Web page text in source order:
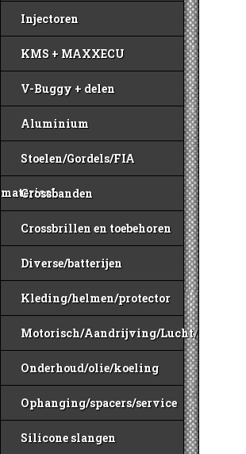
Injectoren
KMS + MAXXECU
V-Buggy + delen
Aluminium
Stoelen/Gordels/FIA
materiaal
Crossbanden
Crossbrillen en toebehoren
Diverse/batterijen
Kleding/helmen/protector
Motorisch/Aandrijving/Lucht/Benzine
Onderhoud/olie/koeling
Ophanging/spacers/service
Silicone slangen